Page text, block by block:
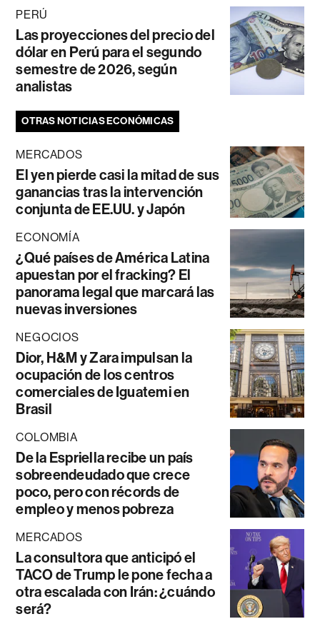
PERÚ
Las proyecciones del precio del
dólar en Perú para el segundo
semestre de 2026, según
analistas
OTRAS NOTICIAS ECONÓMICAS
MERCADOS
El yen pierde casi la mitad de sus
ganancias tras la intervención
conjunta de EE.UU. y Japón
ECONOMÍA
¿Qué países de América Latina
apuestan por el fracking? El
panorama legal que marcará las
nuevas inversiones
NEGOCIOS
Dior, H&M y Zara impulsan la
ocupación de los centros
comerciales de Iguatemi en
Brasil
COLOMBIA
De la Espriella recibe un país
sobreendeudado que crece
poco, pero con récords de
empleo y menos pobreza
MERCADOS
La consultora que anticipó el
TACO de Trump le pone fecha a
otra escalada con Irán: ¿cuándo
será?